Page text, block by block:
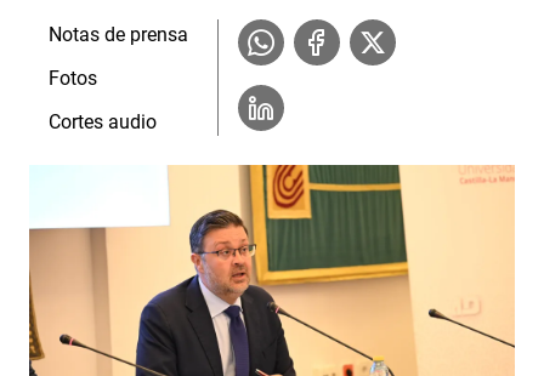
Notas de prensa
Fotos
Cortes audio